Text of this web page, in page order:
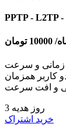
PPTP - L2TP
10000 تومان
زمانی و سرعت
کاربر همزمان
و افت سرعت
3 روز هدیه
خرید اشتراک